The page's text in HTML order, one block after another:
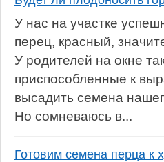
У нас на участке
перец, красный,
У родителей на окне
приспособленные к
высадить семена
Но сомневаюсь в...
Готовим семена перца к